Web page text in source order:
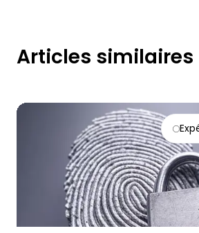
Articles similaires